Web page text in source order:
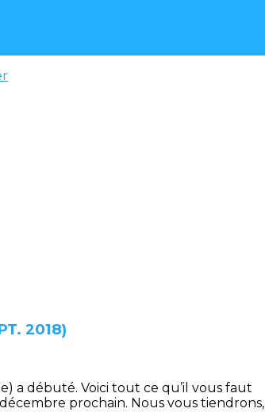
2018)
a débuté. Voici tout ce qu’il vous faut
prochain. Nous vous tiendrons,